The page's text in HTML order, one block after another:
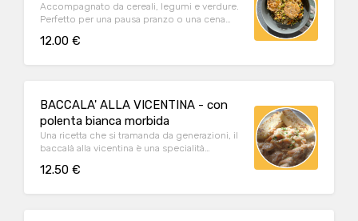
Accompagnato da cereali, legumi e verdure.
Perfetto per una pausa pranzo o una cena
12.00 €
BACCALA' ALLA VICENTINA - con
polenta bianca morbida
Una ricetta che si tramanda da generazioni, il
baccalà alla vicentina è una specialità
12.50 €